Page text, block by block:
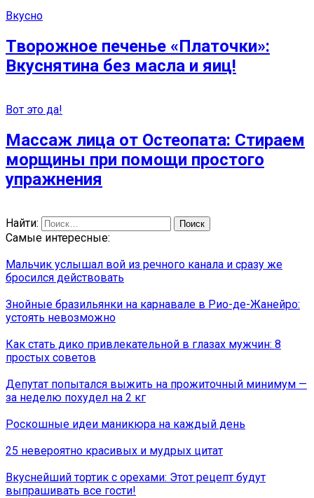
Вкусно
Творожное печенье «Платочки»:
Вкуснятина без масла и яиц!
Вот это да!
Массаж лица от Остеопата: Стираем
морщины при помощи простого
упражнения
Найти:
Самые интересные:
Мальчик услышал вой из речного канала и сразу же
бросился действовать
Знойные бразильянки на карнавале в Рио-де-Жанейро:
устоять невозможно
Как стать дико привлекательной в глазах мужчин: 8
простых советов
Депутат попытался выжить на прожиточный минимум —
за неделю похудел на 2 кг
Роскошные идеи маникюра на каждый день
25 невероятно красивых и мудрых цитат
Вкуснейший тортик с орехами: Этот рецепт будут
выпрашивать все гости!